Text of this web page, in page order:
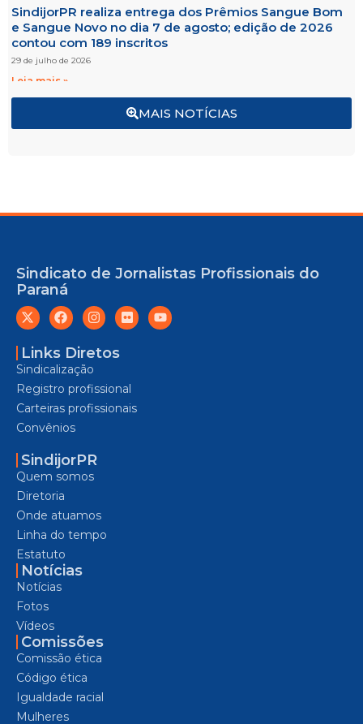
MAIS NOTÍCIAS
SindijorPR realiza entrega dos Prêmios Sangue Bom
e Sangue Novo no dia 7 de agosto; edição de 2026
contou com 189 inscritos
29 de julho de 2026
Leia mais »
Sindicato de Jornalistas Profissionais do
Paraná
Links Diretos
Sindicalização
Registro profissional
Carteiras profissionais
Convênios
SindijorPR
Quem somos
Diretoria
Onde atuamos
Linha do tempo
Estatuto
Notícias
Notícias
Fotos
Vídeos
Comissões
Comissão ética
Código ética
Igualdade racial
Mulheres